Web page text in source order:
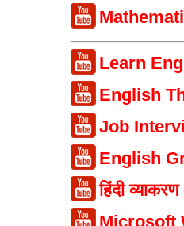
Learn
English
Job
English
हिंदी
Microsoft